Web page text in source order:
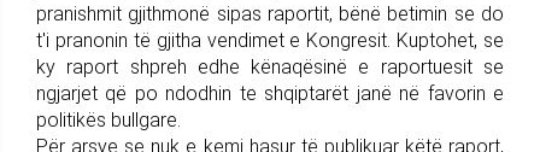
pranishmit gjithmonë sipas raportit, bënë betimin se do
t'i pranonin të gjitha vendimet e Kongresit. Kuptohet, se
ky raport shpreh edhe kënaqësinë e raportuesit se
ngjarjet që po ndodhin te shqiptarët janë në favorin e
politikës bullgare.
Për arsye se nuk e kemi hasur të publikuar këtë raport,